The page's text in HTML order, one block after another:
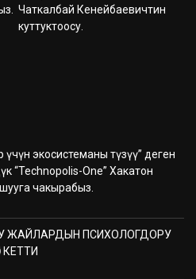
Чаткалбай Кенейбаевичтин
куттуктоосу.
экосистеманы түзүү” деген
“Technopolis-One” Хакатон
чакырабыз.
ЖАЙЛАРДЫН ПСИХОЛОГДОРУ
КЕТТИ